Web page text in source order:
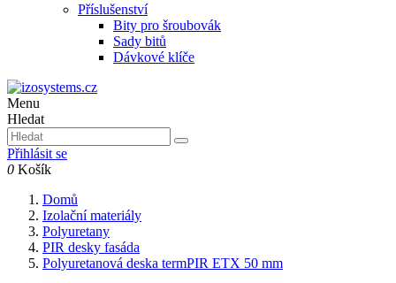
Příslušenství
Bity pro šroubovák
Sady bitů
Dávkové klíče
Menu
Hledat
Přihlásit se
0 Košík
Domů
Izolační materiály
Polyuretany
PIR desky fasáda
Polyuretanová deska termPIR ETX 50 mm